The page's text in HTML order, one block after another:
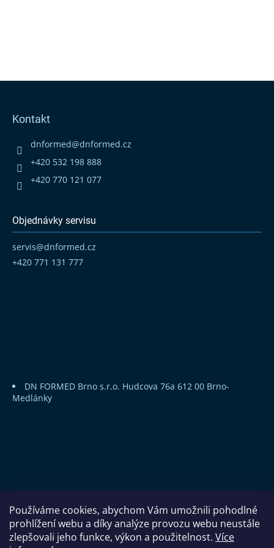
Používáme cookies, abychom Vám umožnili pohodlné
prohlížení webu a díky analýze provozu webu neustále
zlepšovali jeho funkce, výkon a použitelnost. Více
Kontakt
dnformed@dnformed.cz
+420 532 198 888
+420 770 121 077
Objednávky servisu
servis@dnformed.cz
+420 771 131 777
DN FORMED Brno s.r.o. Hudcova 76a 612 00 Brno-
Medlánky